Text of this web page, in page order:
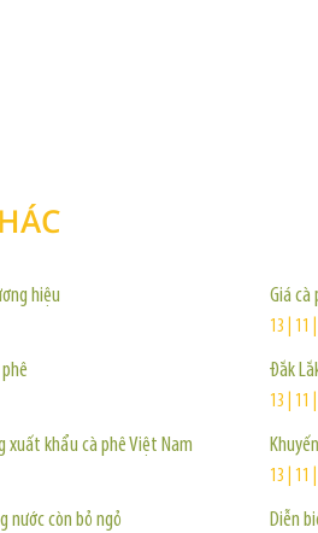
hiệu
khẩu cà phê Việt Nam
nước còn bỏ ngỏ
Giá cà
13 | 11
Đắk
13 | 11
13 | 11
Diễn